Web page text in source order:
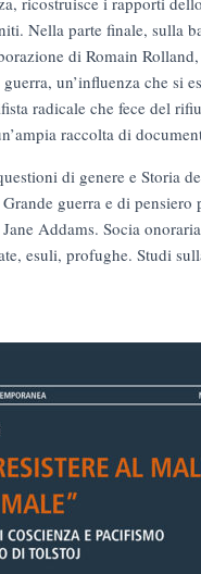
Nella parte finale, sulla
di Romain
un’influenza che si
radicale che fece del
raccolta di
di genere e Storia
guerra e di
Addams. Socia
esuli, profughe. Studi